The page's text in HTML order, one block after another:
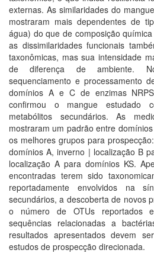
externas. As similaridades do
mostraram mais dependentes de
água) do que de composição
as dissimilaridades funcionais
taxonômicas, mas sua intensidade
de diferença de ambiente.
sequenciamento e processamento
domínios A e C de enzimas
confirmou o mangue estudado
metabólitos secundários. As
mostraram um padrão entre
os melhores grupos para
domínios A, inverno | localização B
localização A para domínios KS.
encontradas terem sido
reportadamente envolvidos na
secundários, a descoberta de novos
o número de OTUs reportados
sequências relacionadas a
resultados apresentados devem
estudos de prospecção direcionada.